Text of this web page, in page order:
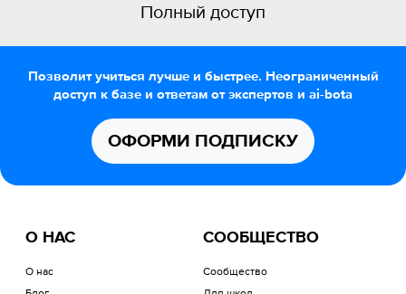
Полный доступ
Позволит учиться лучше и быстрее. Неограниченный
доступ к базе и ответам от экспертов и ai-bota
ОФОРМИ ПОДПИСКУ
О НАС
О нас
СООБЩЕСТВО
Сообщество